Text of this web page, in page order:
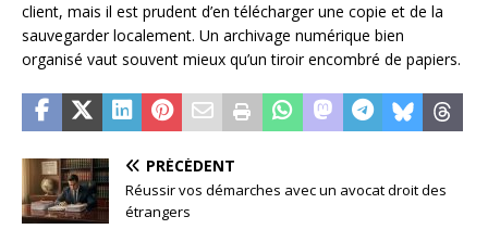
client, mais il est prudent d’en télécharger une copie et de la
sauvegarder localement. Un archivage numérique bien
organisé vaut souvent mieux qu’un tiroir encombré de papiers.
PRÉCÉDENT
Réussir vos démarches avec un avocat droit des
étrangers